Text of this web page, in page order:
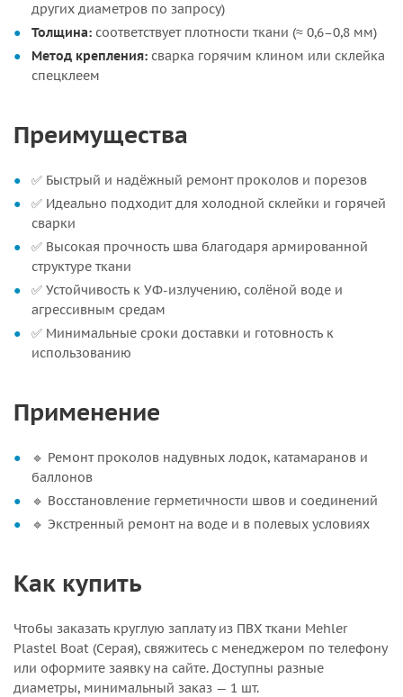
других диаметров по запросу)
Толщина: соответствует плотности ткани (≈ 0,6–0,8 мм)
Метод крепления: сварка горячим клином или склейка
спецклеем
Преимущества
✅ Быстрый и надёжный ремонт проколов и порезов
✅ Идеально подходит для холодной склейки и горячей
сварки
✅ Высокая прочность шва благодаря армированной
структуре ткани
✅ Устойчивость к УФ-излучению, солёной воде и
агрессивным средам
✅ Минимальные сроки доставки и готовность к
использованию
Применение
🔹 Ремонт проколов надувных лодок, катамаранов и
баллонов
🔹 Восстановление герметичности швов и соединений
🔹 Экстренный ремонт на воде и в полевых условиях
Как купить
Чтобы заказать круглую заплату из ПВХ ткани Mehler
Plastel Boat (Серая), свяжитесь с менеджером по телефону
или оформите заявку на сайте. Доступны разные
диаметры, минимальный заказ — 1 шт.